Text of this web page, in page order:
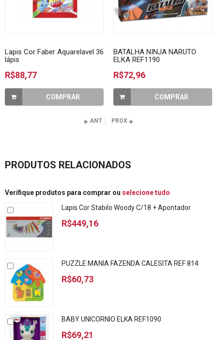
Lapis Cor Faber Aquarelavel 36
lápis
R$88,77
COMPRAR
BATALHA NINJA NARUTO
ELKA REF1190
R$72,96
COMPRAR
ANT PROX
PRODUTOS RELACIONADOS
Verifique produtos para comprar ou selecione tudo
Lapis Cor Stabilo Woody C/18 + Apontador
R$449,16
PUZZLE MANIA FAZENDA CALESITA REF 814
R$60,73
BABY UNICORNIO ELKA REF1090
R$69,21